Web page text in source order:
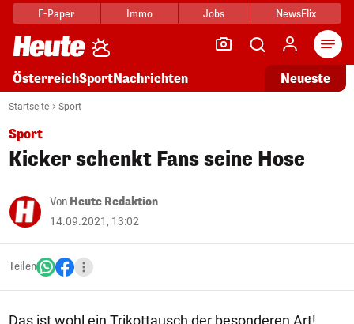
E-Paper Immo Jobs NewsFlix
ÖsterreichSportNachrichten Neueste
Startseite Sport
Sport
Kicker schenkt Fans seine Hose
Von Heute Redaktion
14.09.2021, 13:02
Teilen
Das ist wohl ein Trikottausch der besonderen Art!